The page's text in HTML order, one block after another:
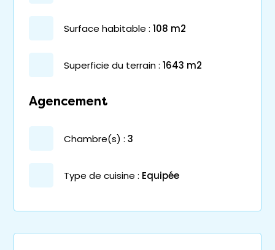
surface habitable : 108 m2
superficie du terrain : 1643 m2
Agencement
chambre(s) : 3
Type de cuisine : Equipée